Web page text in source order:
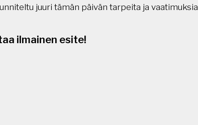
juuri tämän päivän tarpeita ja vaatimuksia
ilmainen esite!